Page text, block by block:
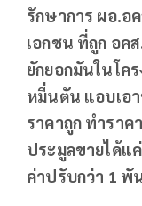
รักษาการ ผอ.อ
เอกชน ที่ถูก อค
ยักยอกมันในโค
หมื่นตัน แอบเอ
ราคาถูก ทำราค
ประมูลขายได้แ
ค่าปรับกว่า 1 พั